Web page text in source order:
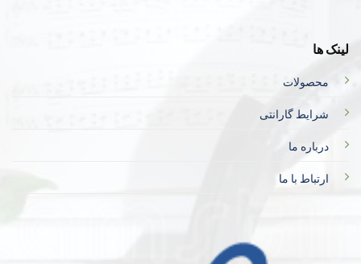
لینک ها
محصولات
شرایط گارانتی
درباره ما
ارتباط با ما